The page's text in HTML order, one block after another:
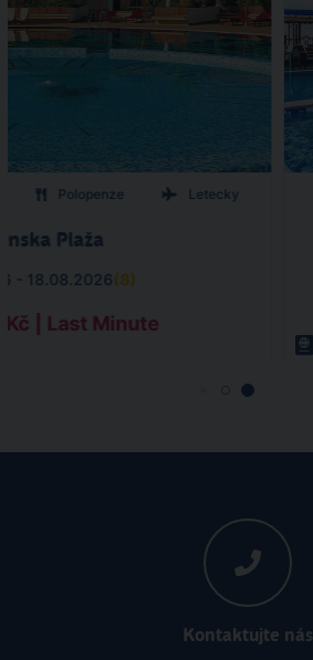
Polopenze Letecky
Plaža
- 18.08.2026(8)
Kč | Last Minute
Kontaktujte nás